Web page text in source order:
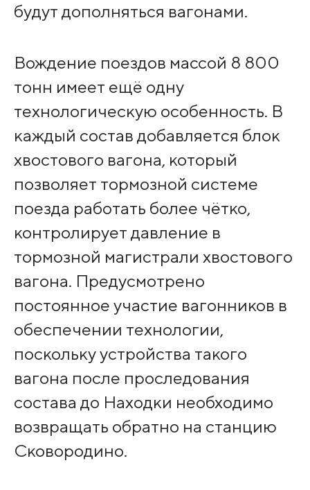
будут дополняться вагонами.
Вождение поездов массой 8 800
тонн имеет ещё одну
технологическую особенность. В
каждый состав добавляется блок
хвостового вагона, который
позволяет тормозной системе
поезда работать более чётко,
контролирует давление в
тормозной магистрали хвостового
вагона. Предусмотрено
постоянное участие вагонников в
обеспечении технологии,
поскольку устройства такого
вагона после проследования
состава до Находки необходимо
возвращать обратно на станцию
Сковородино.